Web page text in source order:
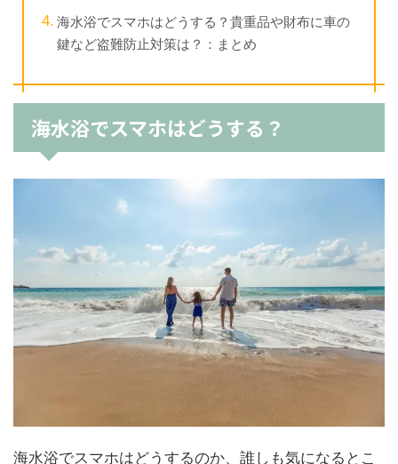
海水浴でスマホはどうする？貴重品や財布に車の
鍵など盗難防止対策は？：まとめ
海水浴でスマホはどうする？
海水浴でスマホはどうするのか、誰しも気になるとこ